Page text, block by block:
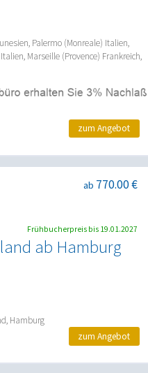
Palermo (Monreale) Italien,
Marseille (Provence) Frankreich,
zum Angebot
ab Hamburg
ab 770.00 €
Hamburg
Frühbucherpreis bis 19.01.2027
zum Angebot